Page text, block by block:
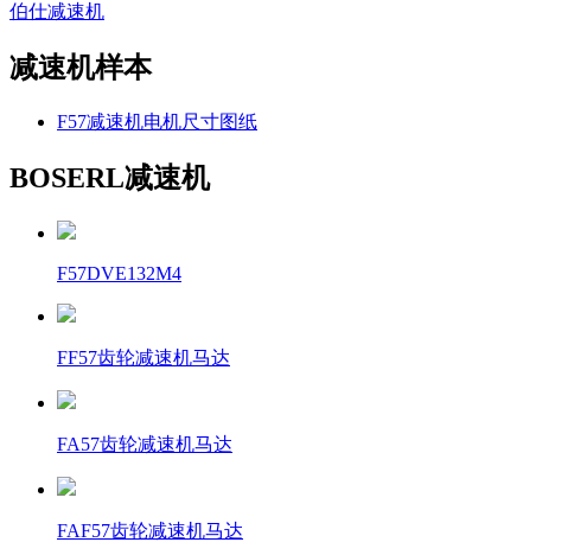
伯仕减速机
减速机样本
F57减速机电机尺寸图纸
BOSERL减速机
F57DVE132M4
FF57齿轮减速机马达
FA57齿轮减速机马达
FAF57齿轮减速机马达